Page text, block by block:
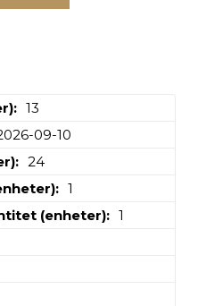
13
09-10
24
1
(enheter)
1